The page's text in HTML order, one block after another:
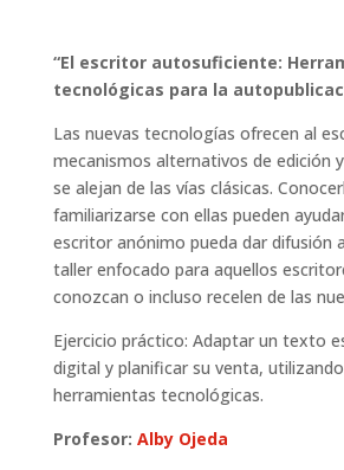
“El escritor autosuficiente:
tecnológicas para la
Las nuevas tecnologías ofrecen al
mecanismos alternativos de edición
se alejan de las vías clásicas.
familiarizarse con ellas pueden
escritor anónimo pueda dar difusión
taller enfocado para aquellos
conozcan o incluso recelen de las
Ejercicio práctico: Adaptar un texto
digital y planificar su venta,
herramientas tecnológicas.
Profesor: Alby Ojeda